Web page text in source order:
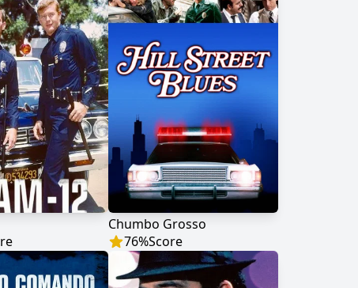
Chumbo Grosso
76%Score